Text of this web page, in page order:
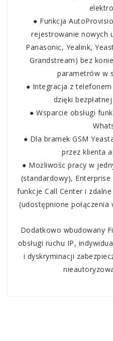
● Funkcja
rejestrowanie nowych
Panasonic, Yealink,
Grandstream) bez
parametrów w
● Integracja z
dzięki
● Wsparcie obsługi
● Dla bramek GSM
przez klienta
● Możliwośc pracy w
(standardowy),
funkcje Call Centeri zdalne
(udostępnione
Dodatkowo wbudowany
obsługi ruchu IP,
i dyskryminacji